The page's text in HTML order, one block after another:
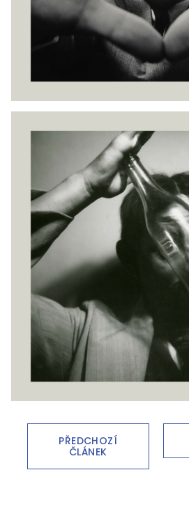
PŘEDCHOZÍ
ČLÁNEK